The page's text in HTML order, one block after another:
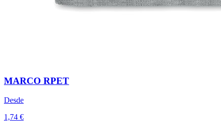
MARCO RPET
Desde
1,74 €